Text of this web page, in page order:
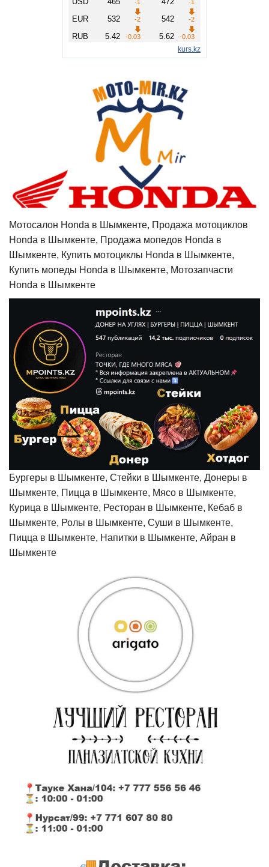
Мотосалон Honda в Шымкенте, Продажа мотоциклов
Honda в Шымкенте, Продажа мопедов Honda в
Шымкенте, Купить мотоциклы Honda в Шымкенте,
Купить мопеды Honda в Шымкенте, Мотозапчасти
Honda в Шымкенте
Бургеры в Шымкенте, Стейки в Шымкенте, Донеры в
Шымкенте, Пицца в Шымкенте, Мясо в Шымкенте,
Курица в Шымкенте, Ресторан в Шымкенте, Кебаб в
Шымкенте, Ролы в Шымкенте, Суши в Шымкенте,
Пицца в Шымкенте, Напитки в Шымкенте, Айран в
Шымкенте